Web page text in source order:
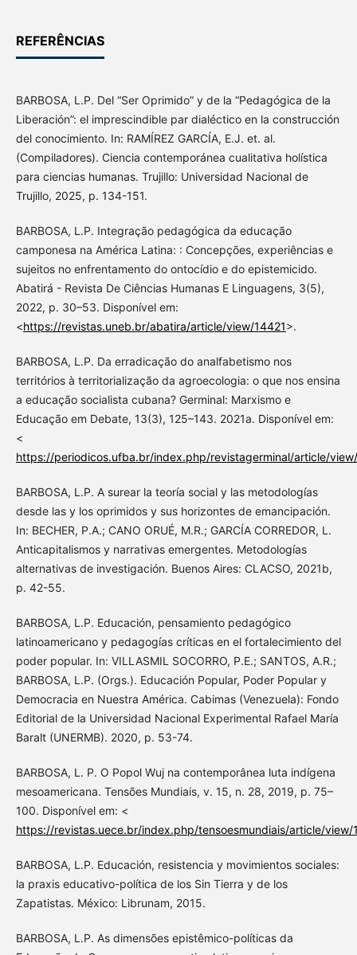
REFERÊNCIAS
BARBOSA, L.P. Del “Ser Oprimido” y de la “Pedagógica de la
Liberación”: el imprescindible par dialéctico en la construcción
del conocimiento. In: RAMÍREZ GARCÍA, E.J. et. al.
(Compiladores). Ciencia contemporánea cualitativa holística
para ciencias humanas. Trujillo: Universidad Nacional de
Trujillo, 2025, p. 134-151.
BARBOSA, L.P. Integração pedagógica da educação
camponesa na América Latina: : Concepções, experiências e
sujeitos no enfrentamento do ontocídio e do epistemicido.
Abatirá - Revista De Ciências Humanas E Linguagens, 3(5),
2022, p. 30–53. Disponível em:
<https://revistas.uneb.br/abatira/article/view/14421>.
BARBOSA, L.P. Da erradicação do analfabetismo nos
territórios à territorialização da agroecologia: o que nos ensina
a educação socialista cubana? Germinal: Marxismo e
Educação em Debate, 13(3), 125–143. 2021a. Disponível em:
<
https://periodicos.ufba.br/index.php/revistagerminal/article/
BARBOSA, L.P. A surear la teoría social y las metodologías
desde las y los oprimidos y sus horizontes de emancipación.
In: BECHER, P.A.; CANO ORUÉ, M.R.; GARCÍA CORREDOR, L.
Anticapitalismos y narrativas emergentes. Metodologías
alternativas de investigación. Buenos Aires: CLACSO, 2021b,
p. 42-55.
BARBOSA, L.P. Educación, pensamiento pedagógico
latinoamericano y pedagogías críticas en el fortalecimiento del
poder popular. In: VILLASMIL SOCORRO, P.E.; SANTOS, A.R.;
BARBOSA, L.P. (Orgs.). Educación Popular, Poder Popular y
Democracia en Nuestra América. Cabimas (Venezuela): Fondo
Editorial de la Universidad Nacional Experimental Rafael María
Baralt (UNERMB). 2020, p. 53-74.
BARBOSA, L. P. O Popol Wuj na contemporânea luta indígena
mesoamericana. Tensões Mundiais, v. 15, n. 28, 2019, p. 75–
100. Disponível em: <
https://revistas.uece.br/index.php/tensoesmundiais/article/view/
BARBOSA, L.P. Educación, resistencia y movimientos sociales:
la praxis educativo-política de los Sin Tierra y de los
Zapatistas. México: Librunam, 2015.
BARBOSA, L.P. As dimensões epistêmico-políticas da